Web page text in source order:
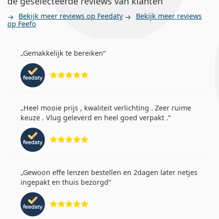
Astigmatisme?
Astigmatism?
voor dagelijks gebruik
Acuvue Oasys 1-Day with HydraLuxe for
Astigmatism
​​DAILIES AquaComfort Plus Toric
MyDay daily disposable Toric
Precision1 for Astigmatism
Bekijk meer reviews op Feedaty Bekijk meer reviews
op Feefo
Gemakkelijk te bereiken
Heel mooie prijs , kwaliteit verlichting . Zeer ruime
keuze . Vlug geleverd en heel goed verpakt .
Gewoon effe lenzen bestellen en 2dagen later netjes
ingepakt en thuis bezorgd